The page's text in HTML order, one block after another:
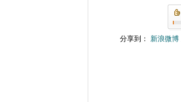
分享到： 新浪微博